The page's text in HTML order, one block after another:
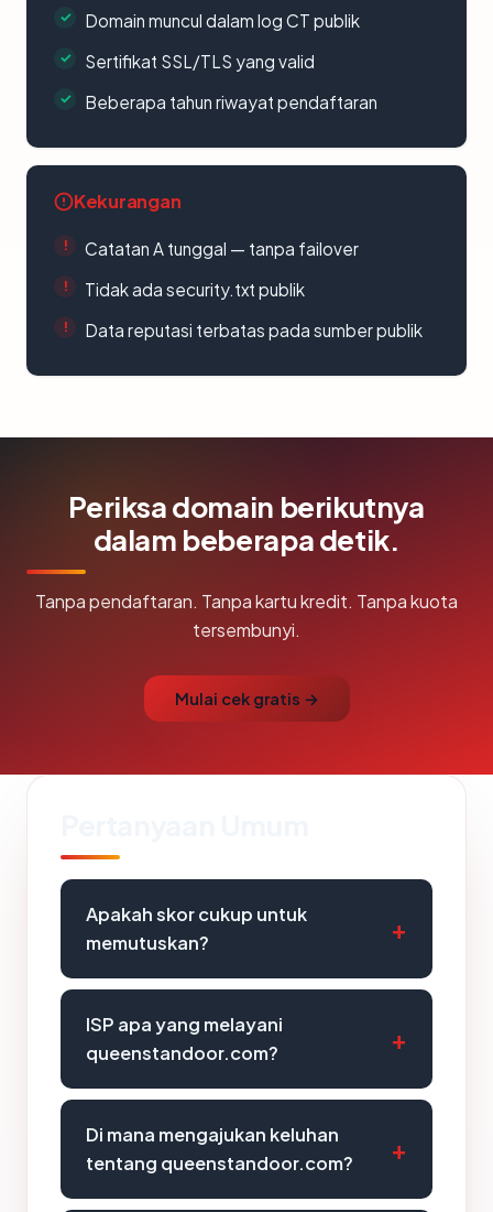
Domain muncul dalam log CT publik
Sertifikat SSL/TLS yang valid
Beberapa tahun riwayat pendaftaran
Kekurangan
Catatan A tunggal — tanpa failover
Tidak ada security.txt publik
Data reputasi terbatas pada sumber publik
Periksa domain berikutnya
dalam beberapa detik.
Tanpa pendaftaran. Tanpa kartu kredit. Tanpa kuota
tersembunyi.
Mulai cek gratis →
Apakah skor cukup untuk
memutuskan?
ISP apa yang melayani
queenstandoor.com?
Di mana mengajukan keluhan
tentang queenstandoor.com?